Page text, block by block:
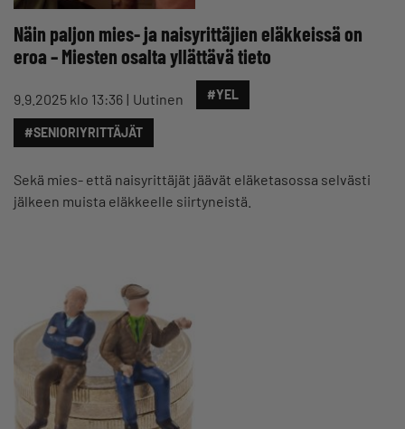
Näin paljon mies- ja naisyrittäjien eläkkeissä on
eroa – Miesten osalta yllättävä tieto
9.9.2025 klo 13:36 Uutinen #YEL
#SENIORIYRITTÄJÄT
Sekä mies- että naisyrittäjät jäävät eläketasossa selvästi
jälkeen muista eläkkeelle siirtyneistä.